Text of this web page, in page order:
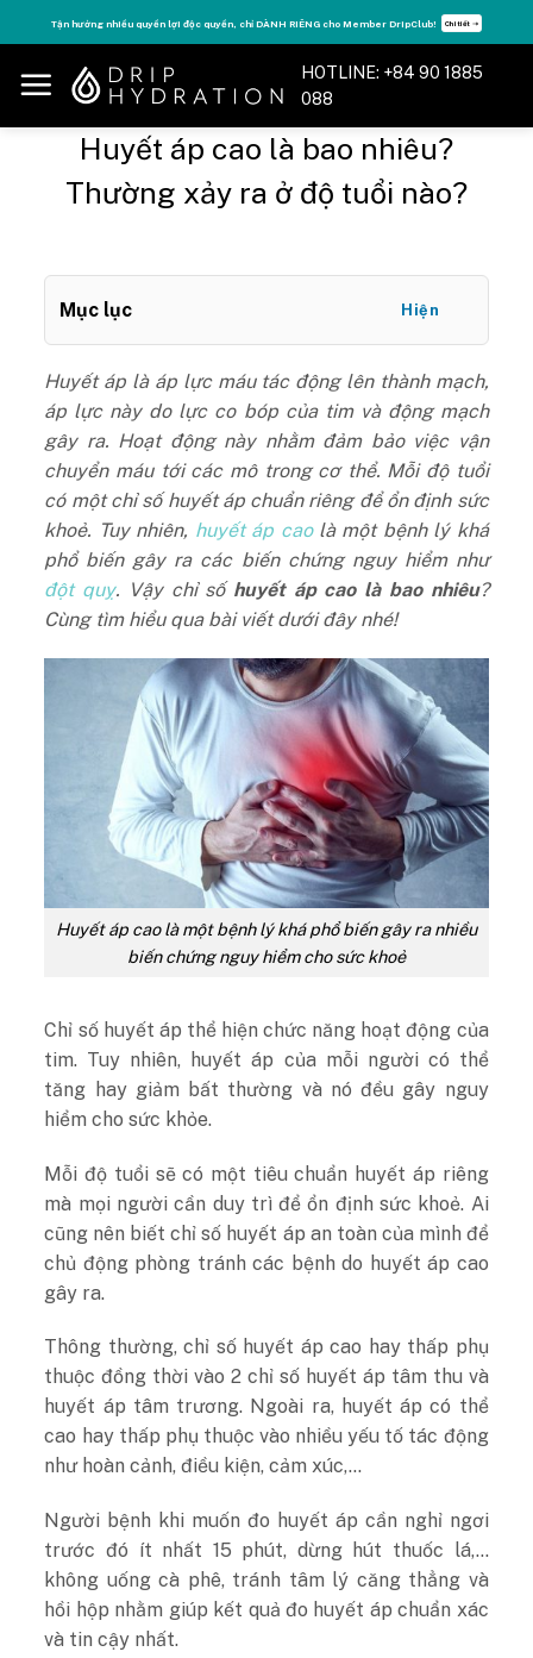
to
content
Tận hưởng nhiều quyền lợi độc quyền, chỉ DÀNH RIÊNG cho Member DripClub! Chi tiết ➝
HOTLINE: +84 90 1885
088
Huyết áp cao là bao nhiêu?
Thường xảy ra ở độ tuổi nào?
Mục lục Hiện
Huyết áp là áp lực máu tác động lên thành mạch,
áp lực này do lực co bóp của tim và động mạch
gây ra. Hoạt động này nhằm đảm bảo việc vận
chuyển máu tới các mô trong cơ thể. Mỗi độ tuổi
có một chỉ số huyết áp chuẩn riêng để ổn định sức
khoẻ. Tuy nhiên, huyết áp caolà một bệnh lý khá
phổ biến gây ra các biến chứng nguy hiểm như
đột quỵ. Vậy chỉ số huyết áp cao là bao nhiêu?
Cùng tìm hiểu qua bài viết dưới đây nhé!
Huyết áp cao là một bệnh lý khá phổ biến gây ra nhiều
biến chứng nguy hiểm cho sức khoẻ
Chỉ số huyết áp thể hiện chức năng hoạt động của
tim. Tuy nhiên, huyết áp của mỗi người có thể
tăng hay giảm bất thường và nó đều gây nguy
hiểm cho sức khỏe.
Mỗi độ tuổi sẽ có một tiêu chuẩn huyết áp riêng
mà mọi người cần duy trì để ổn định sức khoẻ. Ai
cũng nên biết chỉ số huyết áp an toàn của mình để
chủ động phòng tránh các bệnh do huyết áp cao
gây ra.
Thông thường, chỉ số huyết áp cao hay thấp phụ
thuộc đồng thời vào 2 chỉ số huyết áp tâm thu và
huyết áp tâm trương. Ngoài ra, huyết áp có thể
cao hay thấp phụ thuộc vào nhiều yếu tố tác động
như hoàn cảnh, điều kiện, cảm xúc,…
Người bệnh khi muốn đo huyết áp cần nghỉ ngơi
trước đó ít nhất 15 phút, dừng hút thuốc lá,…
không uống cà phê, tránh tâm lý căng thẳng và
hồi hộp nhằm giúp kết quả đo huyết áp chuẩn xác
và tin cậy nhất.